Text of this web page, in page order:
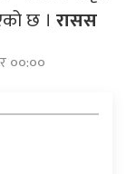
छ । रासस
००:००